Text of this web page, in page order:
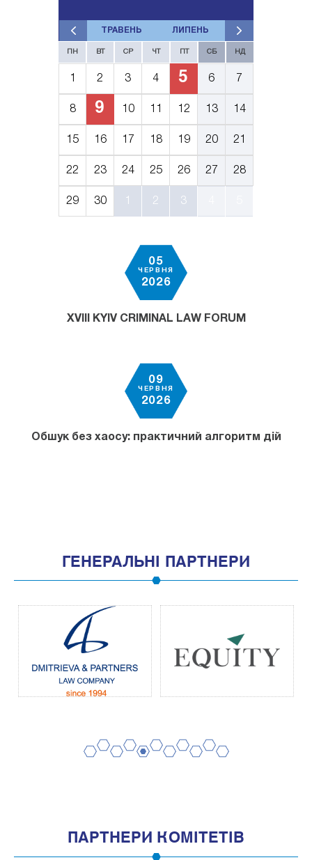
ТРАВЕНЬ ЛИПЕНЬ
ПН ВТ СР ЧТ СБ НД
2 3 4 5 6 7
8 9 10 12 13 14
15 16 17 18 19 20 21
22 23 24 25 26 27 28
29 30 2 3
05
ЧЕРВНЯ
2026
XVIII KYIV CRIMINAL LAW FORUM
09
ЧЕРВНЯ
2026
Обшук без хаосу: практичний алгоритм дій
ГЕНЕРАЛЬНІ ПАРТНЕРИ
ПАРТНЕРИ КОМІТЕТІВ